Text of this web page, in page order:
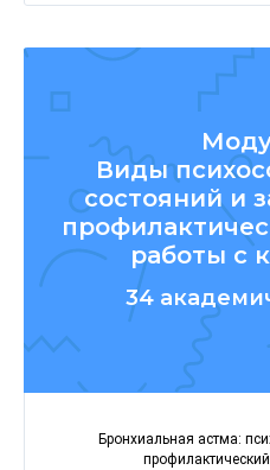
Виды
состояний и
работы с
34
Бронхиальная астма: